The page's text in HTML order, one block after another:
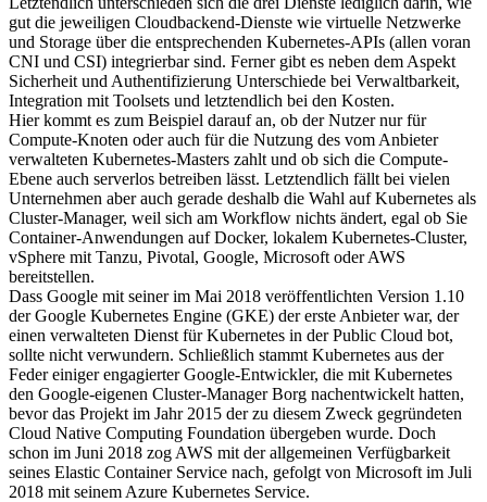
gut die jeweiligen Cloudbackend-Dienste wie virtuelle Netzwerke
und Storage über die entsprechenden Kubernetes-APIs (allen voran
CNI und CSI) integrierbar sind. Ferner gibt es neben dem Aspekt
Sicherheit und Authentifizierung Unterschiede bei Verwaltbarkeit,
Integration mit Toolsets und letztendlich bei den Kosten.
Hier kommt es zum Beispiel darauf an, ob der Nutzer nur für
Compute-Knoten oder auch für die Nutzung des vom Anbieter
verwalteten Kubernetes-Masters zahlt und ob sich die Compute-
Ebene auch serverlos betreiben lässt. Letztendlich fällt bei vielen
Unternehmen aber auch gerade deshalb die Wahl auf Kubernetes als
Cluster-Manager, weil sich am Workflow nichts ändert, egal ob Sie
Container-Anwendungen auf Docker, lokalem Kubernetes-Cluster,
vSphere mit Tanzu, Pivotal, Google, Microsoft oder AWS
bereitstellen.
Dass Google mit seiner im Mai 2018 veröffentlichten Version 1.10
der Google Kubernetes Engine (GKE) der erste Anbieter war, der
einen verwalteten Dienst für Kubernetes in der Public Cloud bot,
sollte nicht verwundern. Schließlich stammt Kubernetes aus der
Feder einiger engagierter Google-Entwickler, die mit Kubernetes
den Google-eigenen Cluster-Manager Borg nachentwickelt hatten,
bevor das Projekt im Jahr 2015 der zu diesem Zweck gegründeten
Cloud Native Computing Foundation übergeben wurde. Doch
schon im Juni 2018 zog AWS mit der allgemeinen Verfügbarkeit
seines Elastic Container Service nach, gefolgt von Microsoft im Juli
2018 mit seinem Azure Kubernetes Service.